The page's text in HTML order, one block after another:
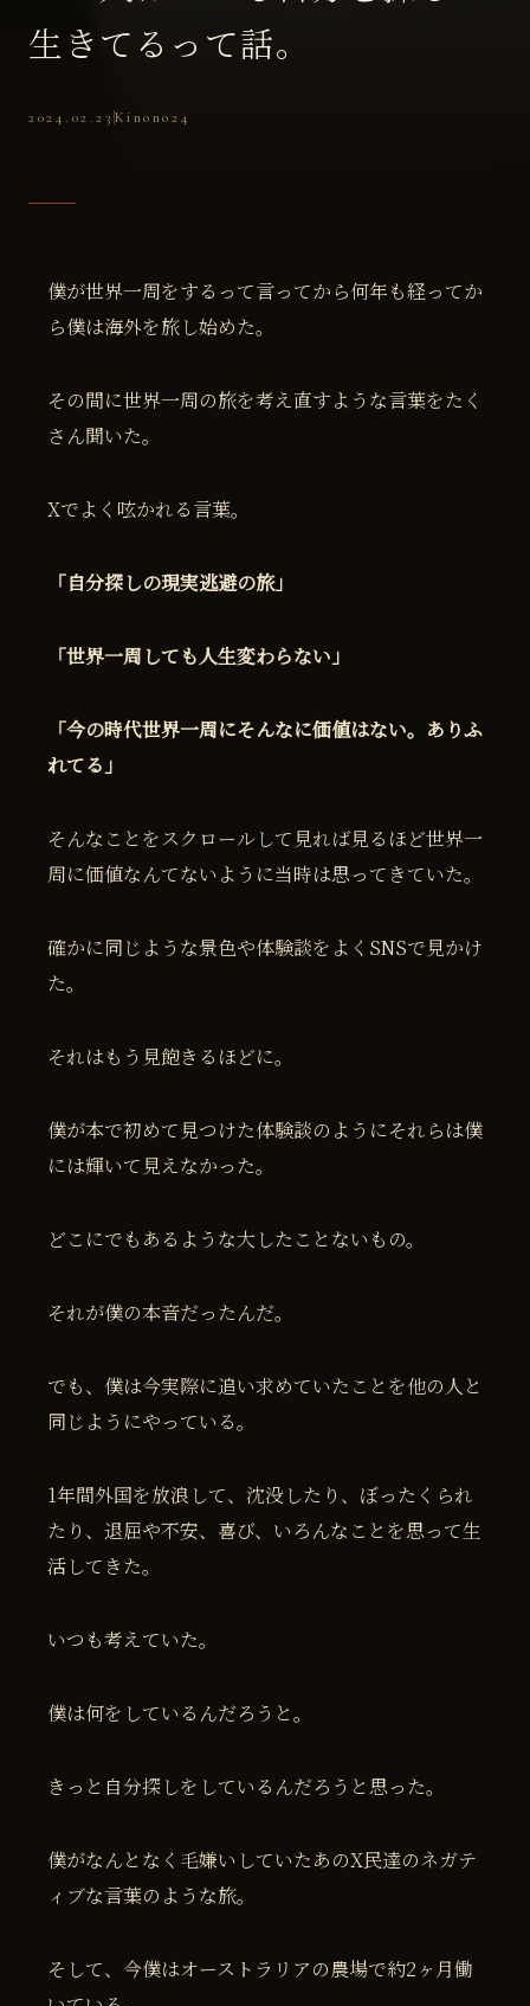
生きてるって話。
2024.02.23 Kinono24
僕が世界一周をするって言ってから何年も経ってか
ら僕は海外を旅し始めた。
その間に世界一周の旅を考え直すような言葉をたく
さん聞いた。
Xでよく呟かれる言葉。
「自分探しの現実逃避の旅」
「世界一周しても人生変わらない」
「今の時代世界一周にそんなに価値はない。ありふ
れてる」
そんなことをスクロールして見れば見るほど世界一
周に価値なんてないように当時は思ってきていた。
確かに同じような景色や体験談をよくSNSで見かけ
た。
それはもう見飽きるほどに。
僕が本で初めて見つけた体験談のようにそれらは僕
には輝いて見えなかった。
どこにでもあるような大したことないもの。
それが僕の本音だったんだ。
でも、僕は今実際に追い求めていたことを他の人と
同じようにやっている。
1年間外国を放浪して、沈没したり、ぼったくられ
たり、退屈や不安、喜び、いろんなことを思って生
活してきた。
いつも考えていた。
僕は何をしているんだろうと。
きっと自分探しをしているんだろうと思った。
僕がなんとなく毛嫌いしていたあのX民達のネガテ
ィブな言葉のような旅。
そして、今僕はオーストラリアの農場で約2ヶ月働